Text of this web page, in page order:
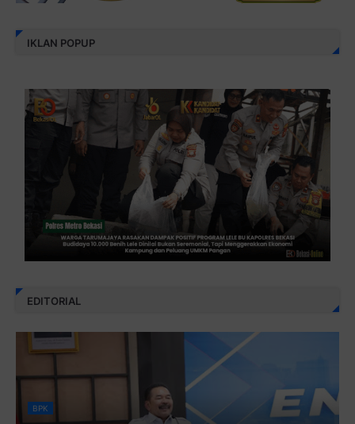
IKLAN POPUP
EDITORIAL
BPK